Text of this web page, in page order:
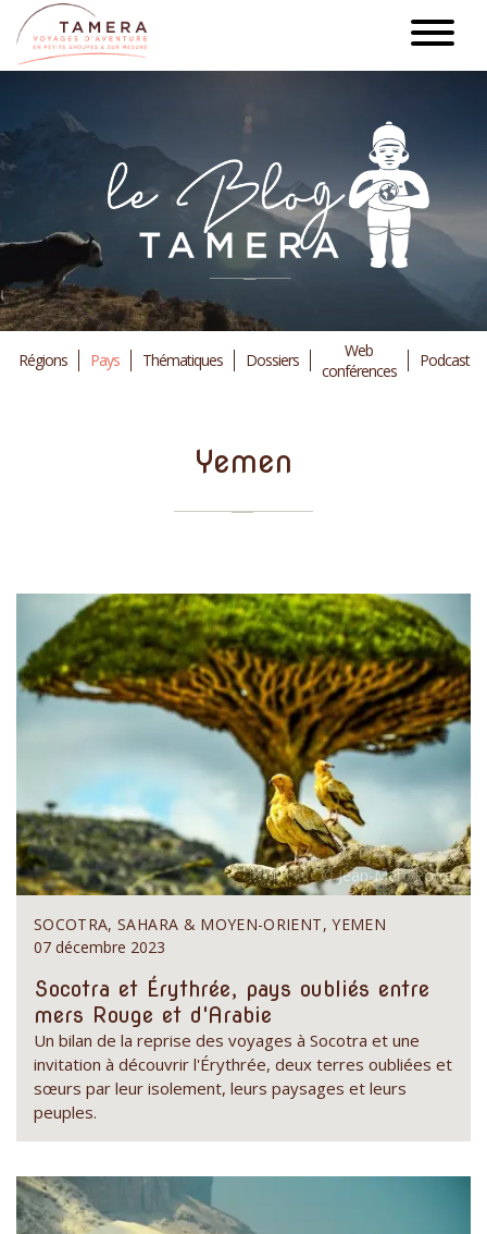
Aller
au
contenu
Régions Pays Thématiques Dossiers
Web
conférences
Podcast
Yemen
SOCOTRA, SAHARA & MOYEN-ORIENT, YEMEN
07 décembre 2023
Socotra et Érythrée, pays oubliés entre
mers Rouge et d'Arabie
Un bilan de la reprise des voyages à Socotra et une
invitation à découvrir l'Érythrée, deux terres oubliées et
sœurs par leur isolement, leurs paysages et leurs
peuples.